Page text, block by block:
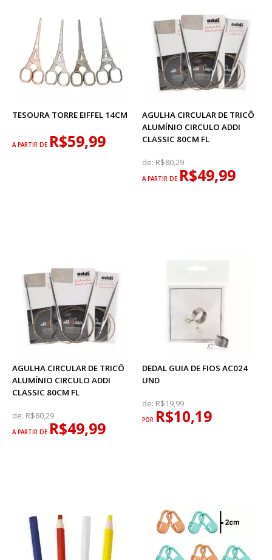
TESOURA TORRE EIFFEL 14CM
A PARTIR DE R$59,99
AGULHA CIRCULAR DE TRICÔ
ALUMÍNIO CIRCULO ADDI
CLASSIC 80CM FL
de: R$80,29
A PARTIR DE R$49,99
AGULHA CIRCULAR DE TRICÔ
ALUMÍNIO CIRCULO ADDI
CLASSIC 80CM FL
de: R$80,29
A PARTIR DE R$49,99
DEDAL GUIA DE FIOS AC024
UND
de: R$19,99
POR R$10,19